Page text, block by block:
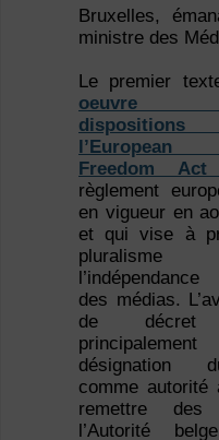
Bruxelles,
ministre des
Le premier
oeuvre
Freedom Act
règlement
en vigueur en
et qui vise à
des médias.
de décret
désignation
comme autorité
remettre
l’Autorité